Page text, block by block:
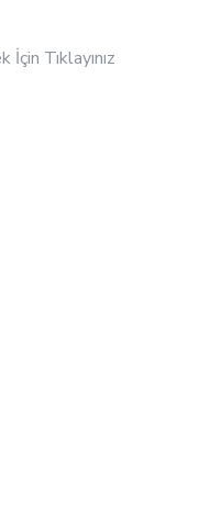
Tıklayınız